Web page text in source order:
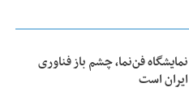
نمایشگاه فن‌نما، چشم باز فناوری
ایران است